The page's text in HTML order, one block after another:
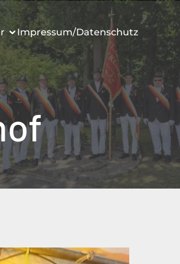
Impressum/Datenschutz